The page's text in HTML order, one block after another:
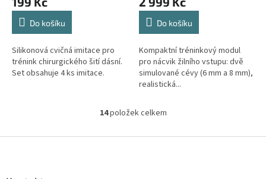
Do košíku
Silikonová cvičná imitace pro
trénink chirurgického šití dásní.
Set obsahuje 4 ks imitace.
Do košíku
Kompaktní tréninkový modul
pro nácvik žilního vstupu: dvě
simulované cévy (6 mm a 8 mm),
realistická...
O
l
14položek celkem